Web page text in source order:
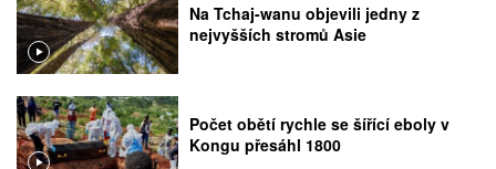
Na Tchaj-wanu objevili jedny z
nejvyšších stromů Asie
Počet obětí rychle se šířící eboly v
Kongu přesáhl 1800